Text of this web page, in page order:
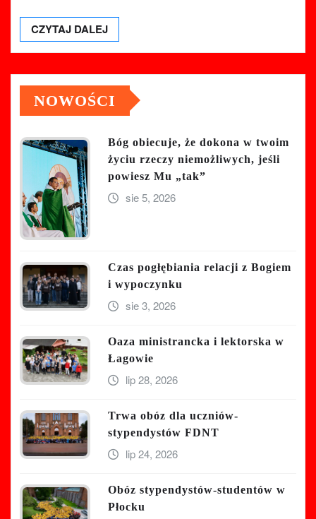
CZYTAJ DALEJ
NOWOŚCI
Bóg obiecuje, że dokona w twoim
życiu rzeczy niemożliwych, jeśli
powiesz Mu „tak”
sie 5, 2026
Czas pogłębiania relacji z Bogiem
i wypoczynku
sie 3, 2026
Oaza ministrancka i lektorska w
Łagowie
lip 28, 2026
Trwa obóz dla uczniów-
stypendystów FDNT
lip 24, 2026
Obóz stypendystów-studentów w
Płocku